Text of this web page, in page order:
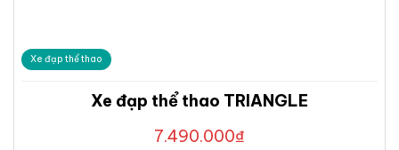
Xe đạp thể thao
Xe đạp thể thao TRIANGLE
7.490.000₫